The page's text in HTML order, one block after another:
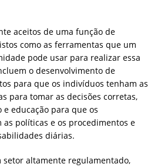
aceitos de uma função de
como as ferramentas que um
pode usar para realizar essa
o desenvolvimento de
para que os indivíduos tenham as
para tomar as decisões corretas,
educação para que os
políticas e os procedimentos e
diárias.
setor altamente regulamentado,